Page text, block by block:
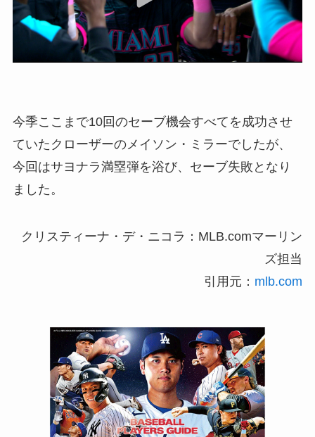
今季ここまで10回のセーブ機会すべてを成功させ
ていたクローザーのメイソン・ミラーでしたが、
今回はサヨナラ満塁弾を浴び、セーブ失敗となり
ました。
クリスティーナ・デ・ニコラ：MLB.comマーリン
ズ担当
引用元： mlb.com